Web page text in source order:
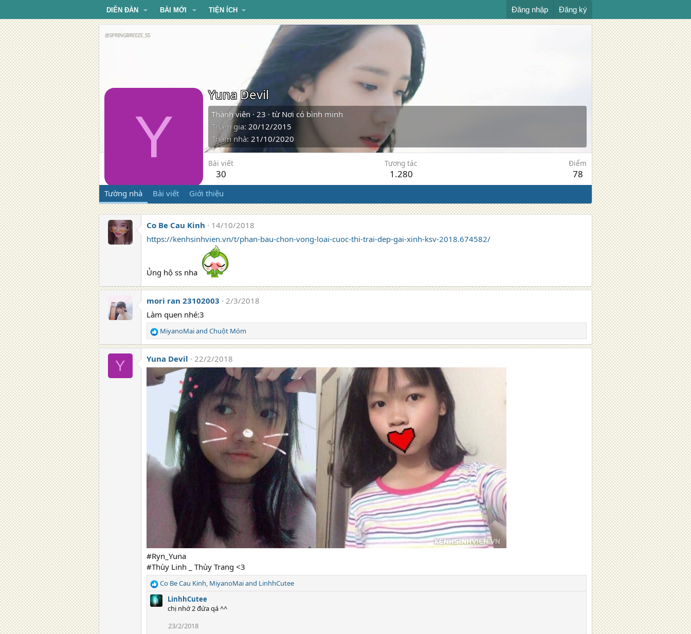
DIỄN ĐÀN BÀI MỚI TIỆN ÍCH Đăng nhập Đăng ký
Y
Yuna Devil
Thành viên · 23 · từ Nơi có bình minh
Tham gia 20/12/2015
Thăm nhà 21/10/2020
Bài viết
30
Tương tác
1.280
Điểm
78
Tường nhà Bài viết Giới thiệu
Co Be Cau Kinh
14/10/2018
https://kenhsinhvien.vn/t/phan-bau-chon-vong-loai-cuoc-thi-trai-dep-gai-xinh-ksv-2018.674582/
Ủng hộ ss nha
mori ran 23102003
2/3/2018
Làm quen nhé:3
R
e
c
MiyanoMaiand Chuột Móm
Y Yuna Devil 22/2/2018
#Ryn_Yuna
#Thùy Linh _ Thùy Trang <3
R
e
a
Co Be Cau Kinh, MiyanoMaiand LinhhCutee
LinhhCutee
chị nhớ 2 đứa qá ^^
23/2/2018